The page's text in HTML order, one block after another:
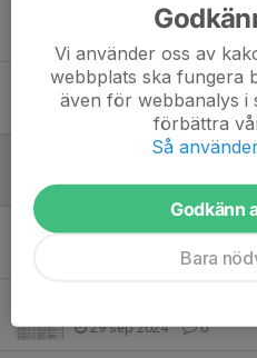
Bemanning Tiket V38
Maskotar
3 apr 2025 1
Hjälpa F16 vid match
17 mar 2025 0
Följ med till Malmö!
0
29 sep 2024 0
Vi använder oss av
webbplats ska fungera
även för webbanalys i
förbättra
Så
Godkänn
Bara